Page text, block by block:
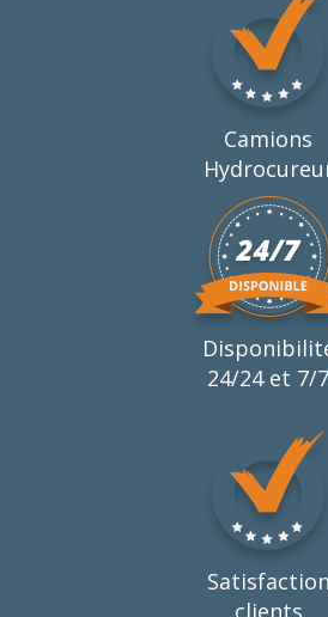
Camions
24/24 et 7/7
Satisfaction
clients